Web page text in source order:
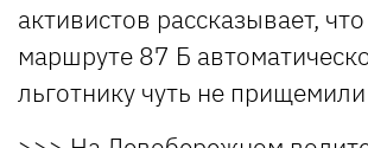
активистов рассказывает,
маршруте 87 Б
льготнику чуть не прищемили